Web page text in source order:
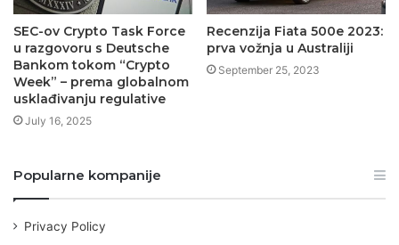
SEC-ov Crypto Task Force
u razgovoru s Deutsche
Bankom tokom “Crypto
Week” – prema globalnom
usklađivanju regulative
July 16, 2025
Recenzija Fiata 500e 2023:
prva vožnja u Australiji
September 25, 2023
Popularne kompanije
Privacy Policy